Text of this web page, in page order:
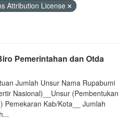
Attribution License
Pemerintahan dan Otda
Jumlah Unsur Nama Rupabumi
Nasional)__Unsur (Pembentukan
Pemekaran Kab/Kota__ Jumlah